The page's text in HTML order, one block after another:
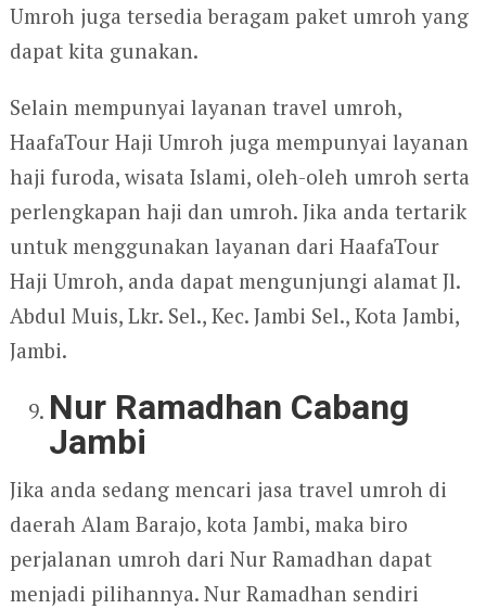
Umroh juga tersedia beragam paket umroh yang
dapat kita gunakan.
Selain mempunyai layanan travel umroh,
HaafaTour Haji Umroh juga mempunyai layanan
haji furoda, wisata Islami, oleh-oleh umroh serta
perlengkapan haji dan umroh. Jika anda tertarik
untuk menggunakan layanan dari HaafaTour
Haji Umroh, anda dapat mengunjungi alamat Jl.
Abdul Muis, Lkr. Sel., Kec. Jambi Sel., Kota Jambi,
Jambi.
Nur Ramadhan Cabang
Jambi
Jika anda sedang mencari jasa travel umroh di
daerah Alam Barajo, kota Jambi, maka biro
perjalanan umroh dari Nur Ramadhan dapat
menjadi pilihannya. Nur Ramadhan sendiri